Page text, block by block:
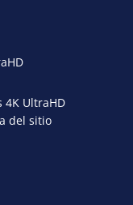
4K UltraHD
del sitio